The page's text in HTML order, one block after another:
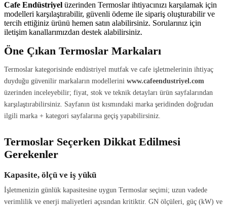
Cafe Endüstriyel üzerinden Termoslar ihtiyacınızı karşılamak için
modelleri karşılaştırabilir, güvenli ödeme ile sipariş oluşturabilir ve
tercih ettiğiniz ürünü hemen satın alabilirsiniz. Sorularınız için
iletişim kanallarımızdan destek alabilirsiniz.
Öne Çıkan Termoslar Markaları
Termoslar kategorisinde endüstriyel mutfak ve cafe işletmelerinin ihtiyaç
duyduğu güvenilir markaların modellerini www.cafeendustriyel.com
üzerinden inceleyebilir; fiyat, stok ve teknik detayları ürün sayfalarından
karşılaştırabilirsiniz. Sayfanın üst kısmındaki marka şeridinden doğrudan
ilgili marka + kategori sayfalarına geçiş yapabilirsiniz.
Termoslar Seçerken Dikkat Edilmesi
Gerekenler
Kapasite, ölçü ve iş yükü
İşletmenizin günlük kapasitesine uygun Termoslar seçimi; uzun vadede
verimlilik ve enerji maliyetleri açısından kritiktir. GN ölçüleri, güç (kW) ve